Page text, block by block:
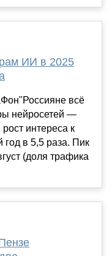
ИИ в 2025
всё
нейросетей —
интереса к
в 5,5 раза. Пик
(доля трафика